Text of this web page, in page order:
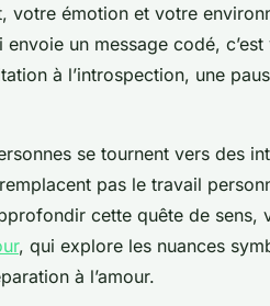
votre émotion et votre
envoie un message codé,
à l’introspection, une
se tournent vers des
pas le travail
cette quête de sens,
, qui explore les nuances
à l’amour.